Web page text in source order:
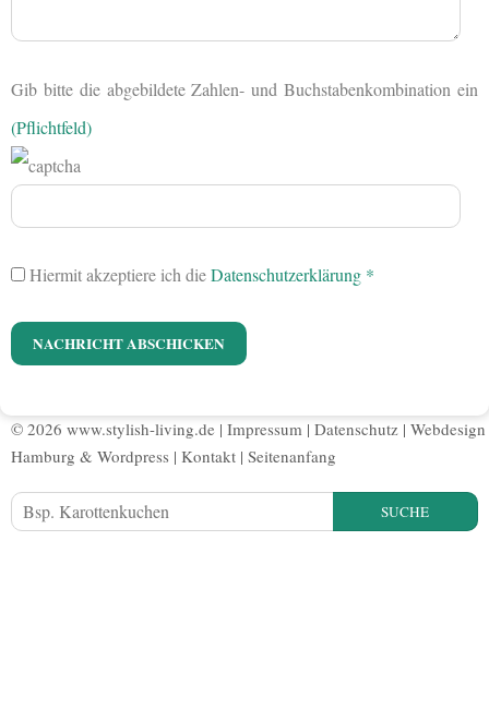
Gib bitte die abgebildete Zahlen- und Buchstabenkombination ein
(Pflichtfeld)
Hiermit akzeptiere ich dieDatenschutzerklärung *
© 2026 www.stylish-living.de | Impressum | Datenschutz | Webdesign
Hamburg & Wordpress | Kontakt | Seitenanfang
SUCHE